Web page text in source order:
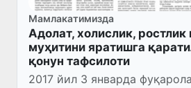
Мамлакатимизда
Адолат, холислик, ростлик
муҳитини яратишга
қонун тафсилоти
2017 йил 3 январда